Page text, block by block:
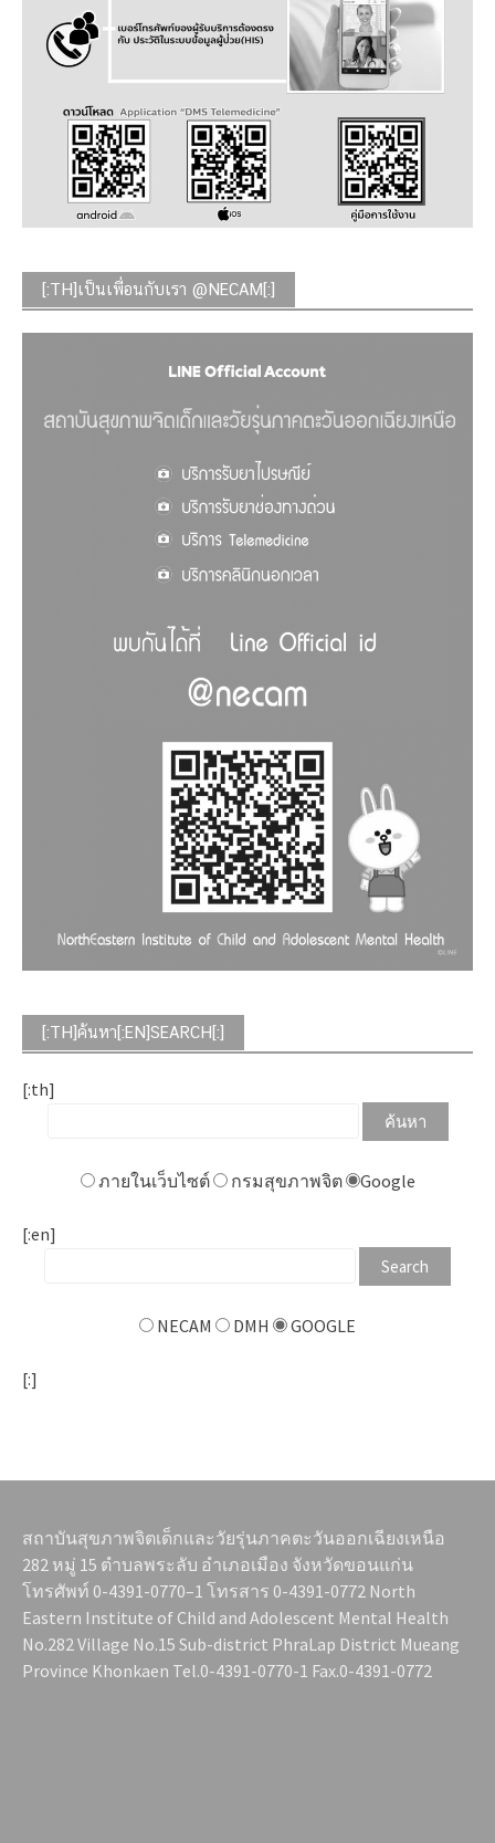
[:TH]เป็นเพื่อนกับเรา @NECAM[:]
[:TH]ค้นหา[:EN]SEARCH[:]
[:th]
ภายในเว็บไซต์ กรมสุขภาพจิต Google
[:en]
NECAM DMH GOOGLE
[:]
สถาบันสุขภาพจิตเด็กและวัยรุ่นภาคตะวันออกเฉียงเหนือ
282 หมู่ 15 ตำบลพระลับ อำเภอเมือง จังหวัดขอนแก่น
โทรศัพท์ 0-4391-0770–1 โทรสาร 0-4391-0772 North
Eastern Institute of Child and Adolescent Mental Health
No.282 Village No.15 Sub-district PhraLap District Mueang
Province Khonkaen Tel.0-4391-0770-1 Fax.0-4391-0772